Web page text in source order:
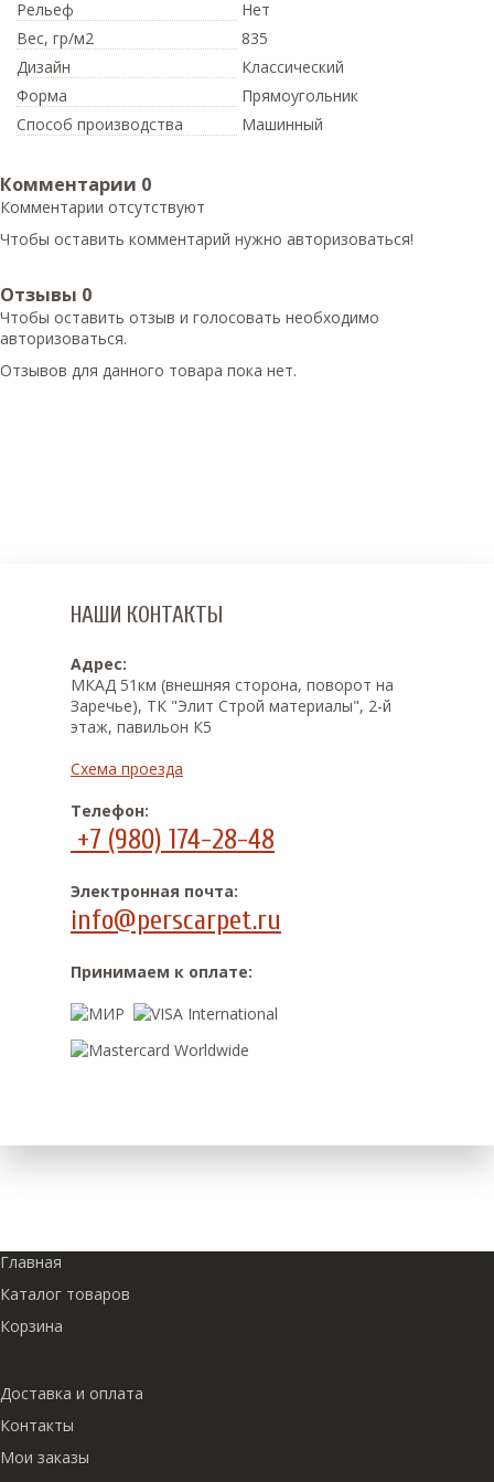
Рельеф
Нет
Вес, гр/м2
835
Дизайн
Классический
Форма
Прямоугольник
Способ производства
Машинный
Комментарии 0
Комментарии отсутствуют
Чтобы оставить комментарий нужно авторизоваться!
Отзывы 0
Чтобы оcтавить отзыв и голосовать необходимо
авторизоваться.
Отзывов для данного товара пока нет.
НАШИ КОНТАКТЫ
Адрес:
МКАД 51км (внешняя сторона, поворот на
Заречье), ТК "Элит Строй материалы", 2-й
этаж, павильон К5
Схема проезда
Телефон:
+7 (980) 174-28-48
Электронная почта:
info@perscarpet.ru
Принимаем к оплате:
Главная
Каталог товаров
Корзина
Доставка и оплата
Контакты
Мои заказы